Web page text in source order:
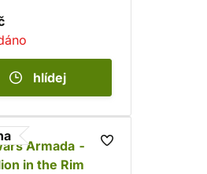
hlídej
Armada -
in the Rim